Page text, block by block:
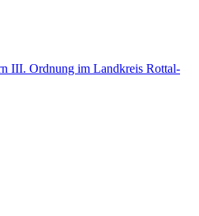
III. Ordnung im Landkreis Rottal-